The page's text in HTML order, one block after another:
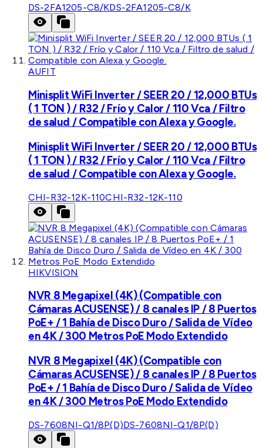
DS-2FA1205-C8/KDS-2FA1205-C8/K
AUFIT
Minisplit WiFi Inverter / SEER 20 / 12,000 BTUs
( 1 TON ) / R32 / Frío y Calor / 110 Vca / Filtro
de salud / Compatible con Alexa y Google.
Minisplit WiFi Inverter / SEER 20 / 12,000 BTUs
( 1 TON ) / R32 / Frío y Calor / 110 Vca / Filtro
de salud / Compatible con Alexa y Google.
CHI-R32-12K-110CHI-R32-12K-110
HIKVISION
NVR 8 Megapixel (4K) (Compatible con
Cámaras ACUSENSE) / 8 canales IP / 8 Puertos
PoE+ / 1 Bahía de Disco Duro / Salida de Vídeo
en 4K / 300 Metros PoE Modo Extendido
NVR 8 Megapixel (4K) (Compatible con
Cámaras ACUSENSE) / 8 canales IP / 8 Puertos
PoE+ / 1 Bahía de Disco Duro / Salida de Vídeo
en 4K / 300 Metros PoE Modo Extendido
DS-7608NI-Q1/8P(D)DS-7608NI-Q1/8P(D)